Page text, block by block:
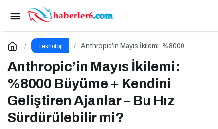
Teknoloji
Anthropic’in Mayıs İkilemi: %8000
Hız Sürdürülebilir mi?
Anthropic’in Mayıs İkilemi:
%8000 Büyüme + Kendini
Geliştiren Ajanlar – Bu Hız
Sürdürülebilir mi?
Girişimci İçin AI Stratejisi: Ne Zaman ‘Build’, Ne
Zaman ‘Buy’?
Yorum Yap